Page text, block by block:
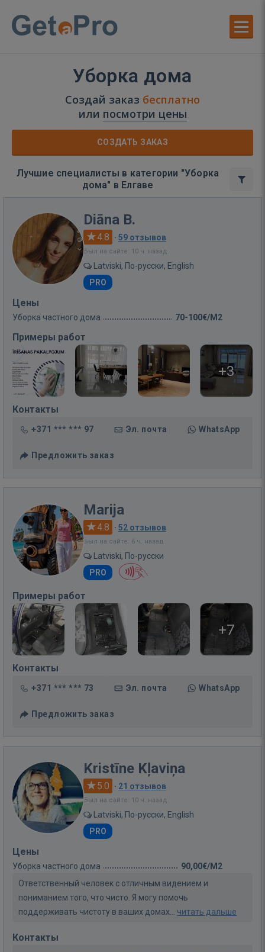
Уборка дома
Создай заказ бесплатно
или посмотри цены
СОЗДАТЬ ЗАКАЗ
Лучшие специалисты в категории "Уборка
дома" в Елгаве
Diāna B.
4.8 · 59 отзывов
Был на сайте: 10 ч. назад
Latviski, По-русски, English
PRO
Цены
Уборка частного дома 70-100€/M2
Примеры работ
+3
Контакты
+371 *** *** 97 Эл. почта WhatsApp
Предложить заказ
Marija
4.8 · 52 отзывов
Был на сайте: 6 ч. назад
Latviski, По-русски
PRO
Примеры работ
+7
Контакты
+371 *** *** 73 Эл. почта WhatsApp
Предложить заказ
Kristīne Kļaviņa
5.0 · 21 отзывов
Был на сайте: 10 ч. назад
Latviski, По-русски, English
PRO
Цены
Уборка частного дома
90,00€/M2
Ответственный человек с отличным видением и
пониманием того, что чисто. Я могу помочь
поддерживать чистоту в ваших домах... читать дальше
Контакты